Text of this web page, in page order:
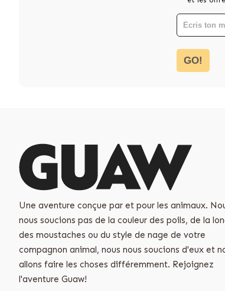
GO!
Une aventure conçue par et pour les animaux.
nous soucions pas de la couleur des poils, de la
des moustaches ou du style de nage de votre
compagnon animal, nous nous soucions d'eux et
allons faire les choses différemment. Rejoignez
l'aventure Guaw!